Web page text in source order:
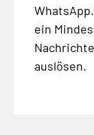
ein
auslösen.